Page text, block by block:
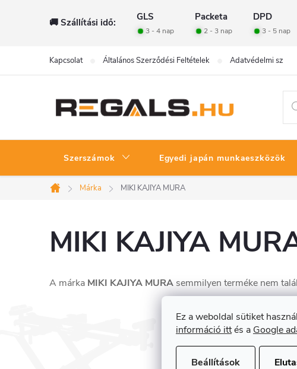
Ez a weboldal sütiket
információ ittés a Google
Beállítások
tartalomhoz
🚚 Szállítási idő: GLS Packeta DPD
3 - 4 nap 2 - 3 nap 3 - 5 nap
Kapcsolat Általános Szerződési Feltételek Adatvédelmi
Szerszámok Egyedi japán munkaeszközök
Kezdőlap
Márka MIKI KAJIYA MURA
MIKI KAJIYA
A márka MIKI KAJIYA MURAsemmilyen terméke nem